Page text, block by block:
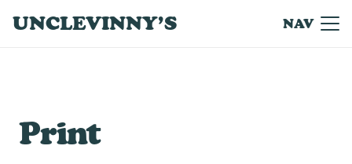
UNCLEVINNY’S NAV
Print